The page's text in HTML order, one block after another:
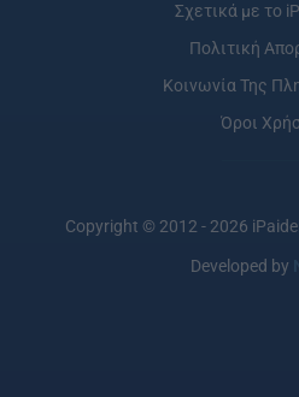
Σχετικά με το
Πολιτική
Κοινωνία Της
Όροι
Copyright © 2012 - 2026
Developed by